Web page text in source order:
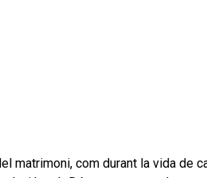
matrimoni, com durant la vida de